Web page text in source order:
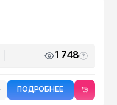
1 748
ПОДРОБНЕЕ